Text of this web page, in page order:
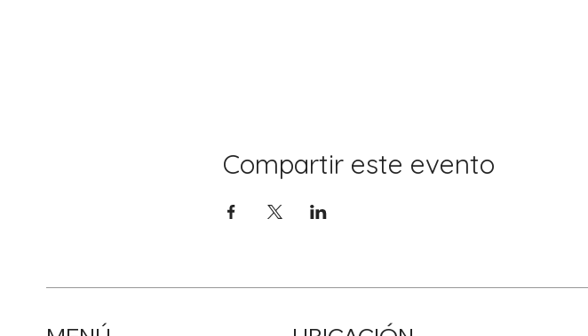
Compartir este evento